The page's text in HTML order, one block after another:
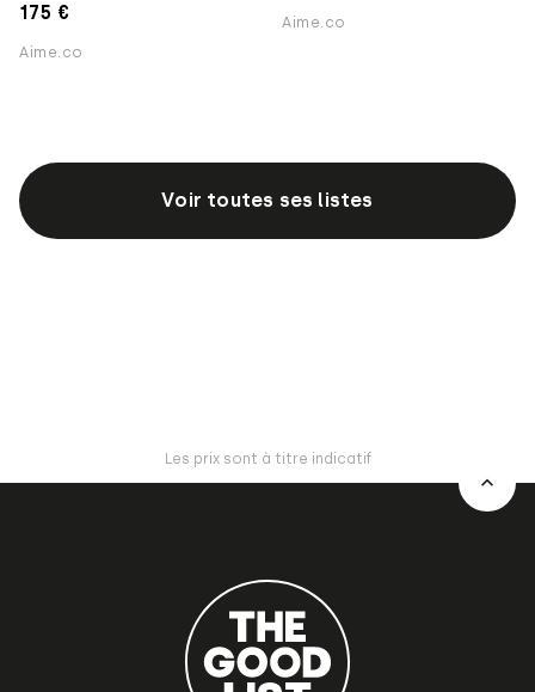
Aime.co
175 €
Aime.co
Voir toutes ses listes
Les prix sont à titre indicatif